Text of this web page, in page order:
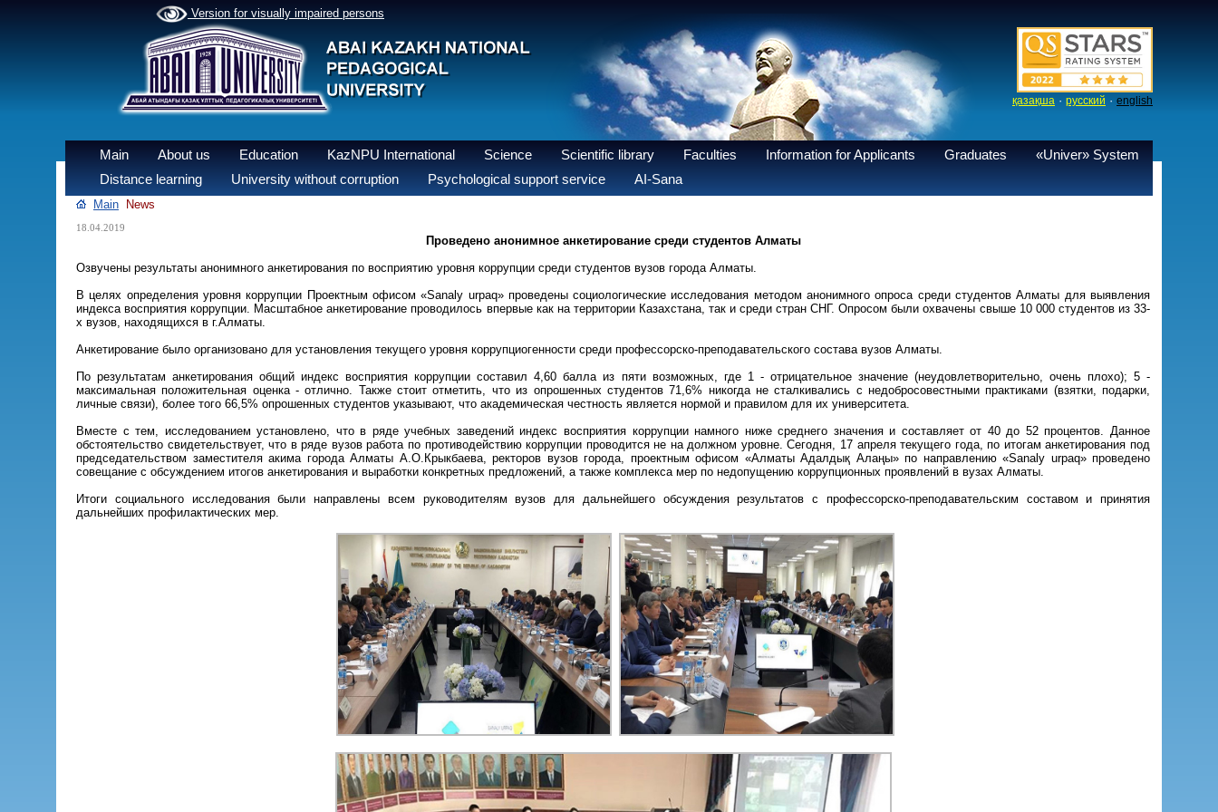
Version for visually impaired persons
қазақша · русский · english
Main About us Education KazNPU International Science Scientific library Faculties Information for Applicants Graduates
«Univer» System
Distance learning
University without corruption Psychological support service AI-Sana
Main News
18.04.2019
Проведено анонимное анкетирование среди студентов Алматы
Озвучены результаты анонимного анкетирования по восприятию уровня коррупции среди студентов вузов города Алматы.
В целях определения уровня коррупции Проектным офисом «Sanaly urpaq» проведены социологические исследования методом анонимного опроса среди студентов Алматы для выявления
индекса восприятия коррупции. Масштабное анкетирование проводилось впервые как на территории Казахстана, так и среди стран СНГ. Опросом были охвачены свыше 10 000 студентов из 33-
х вузов, находящихся в г.Алматы.
Анкетирование было организовано для установления текущего уровня коррупциогенности среди профессорско-преподавательского состава вузов Алматы.
По результатам анкетирования общий индекс восприятия коррупции составил 4,60 балла из пяти возможных, где 1 - отрицательное значение (неудовлетворительно, очень плохо); 5 -
максимальная положительная оценка - отлично. Также стоит отметить, что из опрошенных студентов 71,6% никогда не сталкивались с недобросовестными практиками (взятки, подарки,
личные связи), более того 66,5% опрошенных студентов указывают, что академическая честность является нормой и правилом для их университета.
Вместе с тем, исследованием установлено, что в ряде учебных заведений индекс восприятия коррупции намного ниже среднего значения и составляет от 40 до 52 процентов. Данное
обстоятельство свидетельствует, что в ряде вузов работа по противодействию коррупции проводится не на должном уровне. Сегодня, 17 апреля текущего года, по итогам анкетирования под
председательством заместителя акима города Алматы A.O.Крыкбаева, ректоров вузов города, проектным офисом «Алматы Адалдық Алаңы» по направлению «Sanaly urpaq» проведено
совещание с обсуждением итогов анкетирования и выработки конкретных предложений, а также комплекса мер по недопущению коррупционных проявлений в вузах Алматы.
Итоги социального исследования были направлены всем руководителям вузов для дальнейшего обсуждения результатов с профессорско-преподавательским составом и принятия
дальнейших профилактических мер.